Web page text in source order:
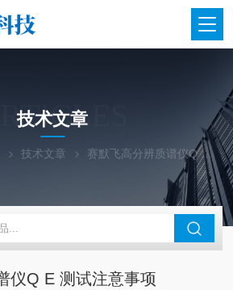
技术文章
技术文章 赛默飞高分辨质谱仪Q E 测试注意事项
仪Q E 测试注意事项